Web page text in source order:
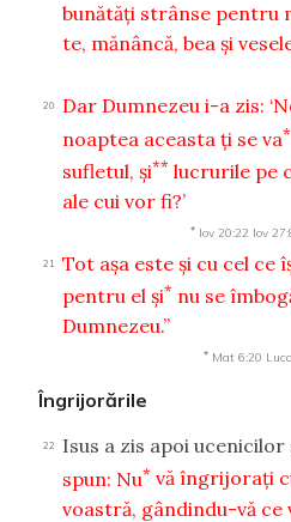
bunătăţi strânse pentru
te, mănâncă, bea şi
20
Dar Dumnezeu i-a zis:
noaptea aceasta ţi se va*
sufletul, şi** lucrurile pe
ale cui vor fi?’
* Iov 20:22 Iov
21
Tot aşa este şi cu cel ce
pentru el şi* nu se
Dumnezeu.”
* Mat 6:20
Îngrijorările
22 Isus a zis apoi ucenicilor
spun: Nu* vă îngrijoraţi
voastră, gândindu-vă ce